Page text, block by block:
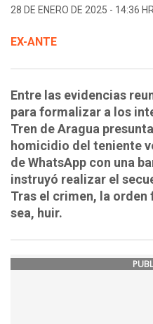
28 DE ENERO DE 2025 - 14:36
EX-ANTE
Entre las evidencias
para formalizar a los
Tren de Aragua
homicidio del teniente
de WhatsApp con una
instruyó realizar el
Tras el crimen, la orden
sea, huir.